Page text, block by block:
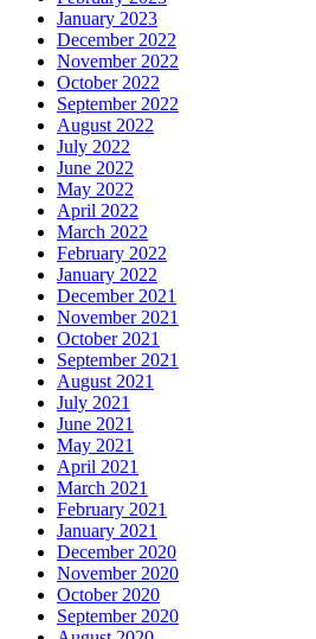
January 2023
December 2022
November 2022
October 2022
September 2022
August 2022
July 2022
June 2022
May 2022
April 2022
March 2022
February 2022
January 2022
December 2021
November 2021
October 2021
September 2021
August 2021
July 2021
June 2021
May 2021
April 2021
March 2021
February 2021
January 2021
December 2020
November 2020
October 2020
September 2020